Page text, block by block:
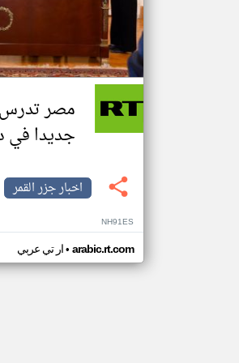
مصر تدرس
جديدا في
اخبار جزر القمر
NH91ES
ار تي عربي• arabic.rt.com